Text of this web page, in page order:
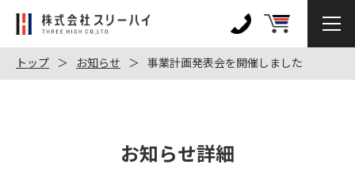
株
会
社
972-
128
トップ お知らせ 事業計画発表会を開催しました
お知らせ詳細